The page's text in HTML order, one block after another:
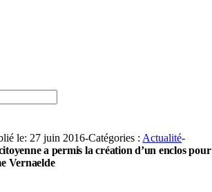
le: 27 juin 2016-Catégories : Actualité-
a permis la création d’un enclos pour
Vernaelde